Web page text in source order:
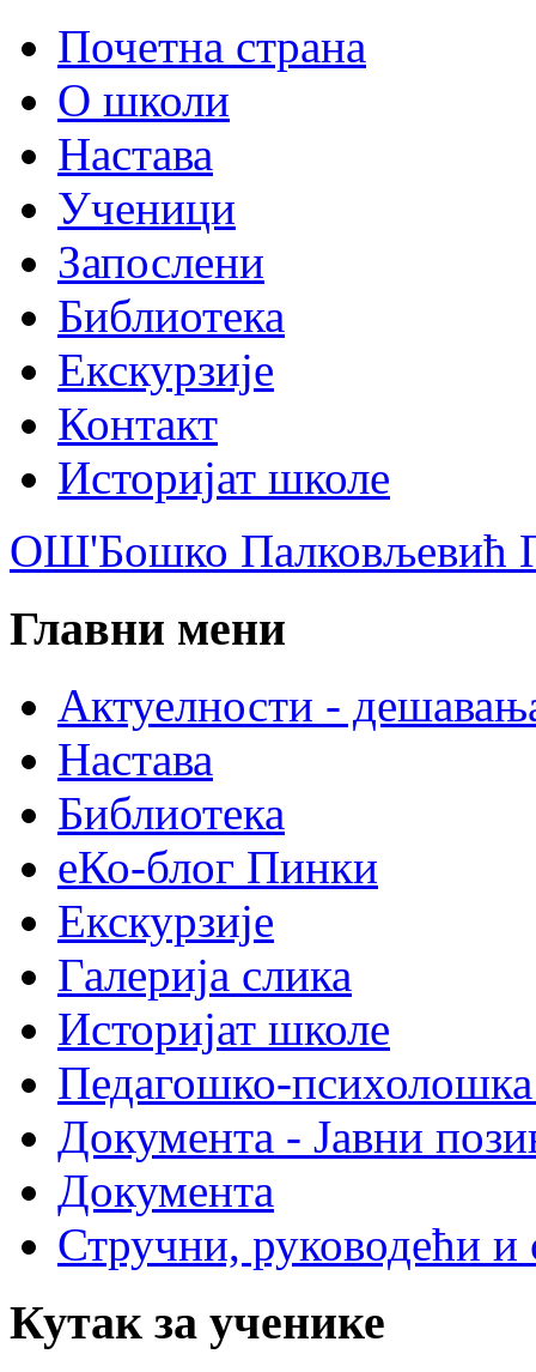
Почетна страна
О школи
Настава
Ученици
Запослени
Библиотека
Екскурзије
Контакт
Историјат школе
ОШ'Бошко Палковљевић
Главни мени
Актуелности -
Настава
Библиотека
еКо-блог Пинки
Екскурзије
Галерија слика
Историјат школе
Педагошко-психолошка
Документа - Јавни
Документа
Стручни, руководећи и
Кутак за ученике